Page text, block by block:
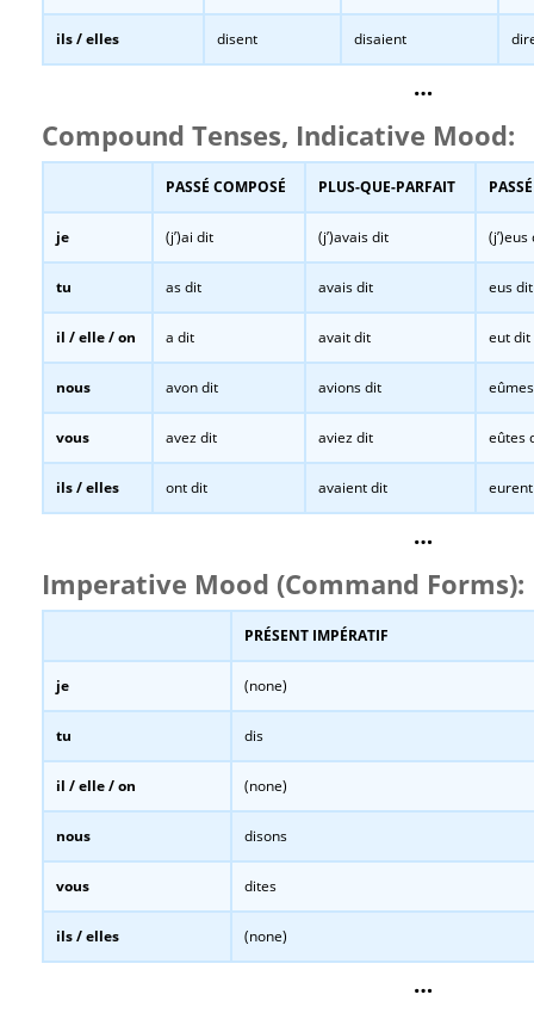
ils / elles disent disaient
…
Compound Tenses, Indicative Mood:
PASSÉ COMPOSÉ PLUS-QUE-PARFAIT
je (j’)ai dit (j’)avais dit (j’)eus
tu as dit avais dit eus dit
il / elle / on a dit avait dit eut dit
nous avon dit avions dit
vous avez dit aviez dit eûtes
ils / elles ont dit avaient dit
…
Imperative Mood (Command Forms):
PRÉSENT IMPÉRATIF
je (none)
tu dis
il / elle / on (none)
nous disons
vous dites
ils / elles (none)
…